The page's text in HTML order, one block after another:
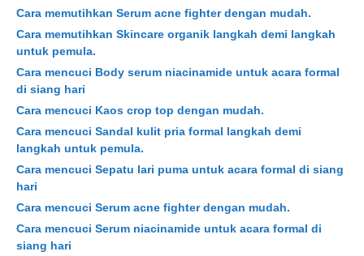
Cara memutihkan Serum acne fighter dengan mudah.
Cara memutihkan Skincare organik langkah demi langkah
untuk pemula.
Cara mencuci Body serum niacinamide untuk acara formal
di siang hari
Cara mencuci Kaos crop top dengan mudah.
Cara mencuci Sandal kulit pria formal langkah demi
langkah untuk pemula.
Cara mencuci Sepatu lari puma untuk acara formal di siang
hari
Cara mencuci Serum acne fighter dengan mudah.
Cara mencuci Serum niacinamide untuk acara formal di
siang hari